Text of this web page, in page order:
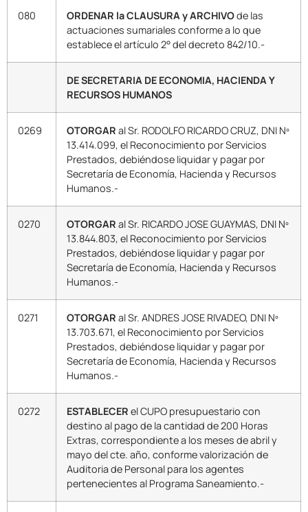
080 ORDENAR la CLAUSURA y ARCHIVOde las
actuaciones sumariales conforme a lo que
establece el artículo 2° del decreto 842/10.-
DE SECRETARIA DE ECONOMIA, HACIENDA Y
RECURSOS HUMANOS
0269 OTORGAR al Sr. RODOLFO RICARDO CRUZ, DNI Nº
13.414.099, el Reconocimiento por Servicios
Prestados, debiéndose liquidar y pagar por
Secretaría de Economía, Hacienda y Recursos
Humanos.-
0270 OTORGAR al Sr. RICARDO JOSE GUAYMAS, DNI Nº
13.844.803, el Reconocimiento por Servicios
Prestados, debiéndose liquidar y pagar por
Secretaría de Economía, Hacienda y Recursos
Humanos.-
0271 OTORGAR al Sr. ANDRES JOSE RIVADEO, DNI Nº
13.703.671, el Reconocimiento por Servicios
Prestados, debiéndose liquidar y pagar por
Secretaría de Economía, Hacienda y Recursos
Humanos.-
0272 ESTABLECER el CUPO presupuestario con
destino al pago de la cantidad de 200 Horas
Extras, correspondiente a los meses de abril y
mayo del cte. año, conforme valorización de
Auditoria de Personal para los agentes
pertenecientes al Programa Saneamiento.-